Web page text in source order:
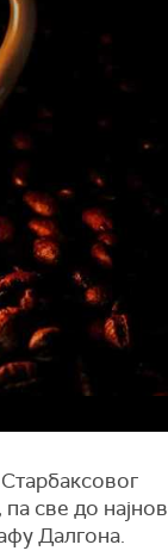
све до
Далгона.